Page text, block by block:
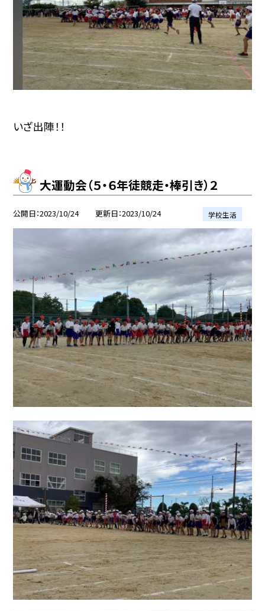
いざ出陣！！
大運動会（５・６年徒競走・棒引き）２
公開日 2023/10/24 更新日 2023/10/24 学校生活